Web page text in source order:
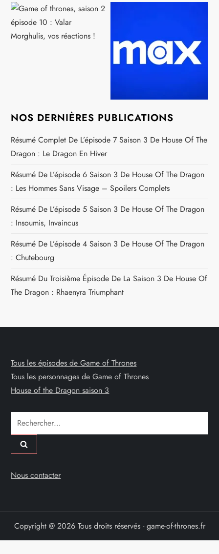
NOS DERNIÈRES PUBLICATIONS
Résumé Complet De L’épisode 7 Saison 3 De House Of The
Dragon : Le Dragon En Hiver
Résumé De L’épisode 6 Saison 3 De House Of The Dragon
: Les Hommes Sans Visage – Spoilers Complets
Résumé De L’épisode 5 Saison 3 De House Of The Dragon
: Insoumis, Invaincus
Résumé De L’épisode 4 Saison 3 De House Of The Dragon
: Chutebourg
Résumé Du Troisième Épisode De La Saison 3 De House Of
The Dragon : Rhaenyra Triumphant
Tous les épisodes de Game of Thrones
Tous les personnages de Game of Thrones
House of the Dragon saison 3
Rechercher :
Nous contacter
Copyright @ 2026 Tous droits réservés - game-of-thrones.fr